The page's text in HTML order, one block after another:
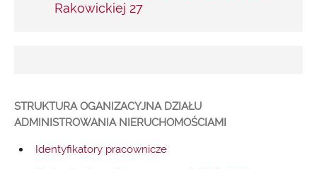
Rakowickiej 27
STRUKTURA OGANIZACYJNA DZIAŁU
ADMINISTROWANIA NIERUCHOMOŚCIAMI
Identyfikatory pracownicze